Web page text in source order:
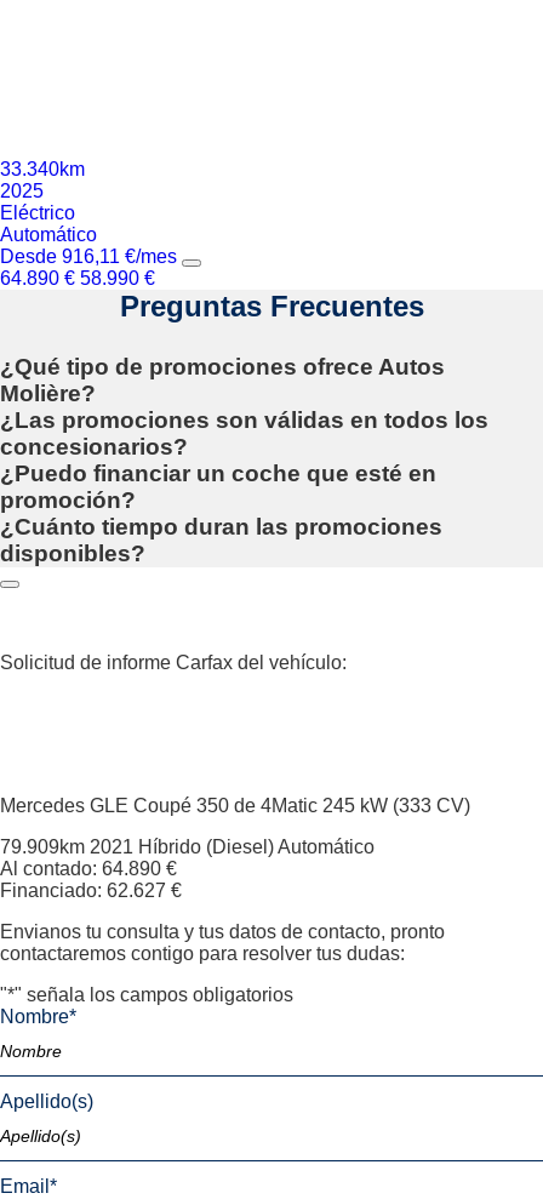
33.340km
2025
Eléctrico
Automático
Desde 916,11 €/mes
64.890 € 58.990 €
Preguntas Frecuentes
¿Qué tipo de promociones ofrece Autos
Molière?
¿Las promociones son válidas en todos los
concesionarios?
¿Puedo financiar un coche que esté en
promoción?
¿Cuánto tiempo duran las promociones
disponibles?
Solicitud de informe Carfax del vehículo:
Mercedes GLE Coupé 350 de 4Matic 245 kW (333 CV)
79.909km 2021 Híbrido (Diesel)Automático
Al contado: 64.890 €
Financiado: 62.627 €
Envianos tu consulta y tus datos de contacto, pronto
contactaremos contigo para resolver tus dudas:
"*" señala los campos obligatorios
Nombre*
Apellido(s)
Email *